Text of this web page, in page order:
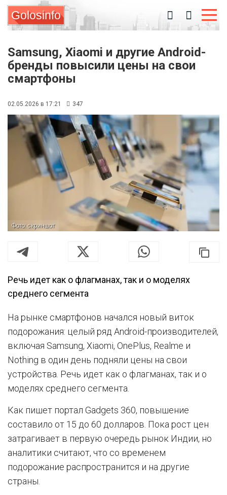
Golosinfo
Samsung, Xiaomi и другие Android-
бренды повысили цены на свои
смартфоны
02.05.2026 в 17:21 347
Фото: скриншот
Речь идет как о флагманах, так и о моделях
среднего сегмента
На рынке смартфонов начался новый виток
подорожания: целый ряд Android-производителей,
включая Samsung, Xiaomi, OnePlus, Realme и
Nothing в один день подняли цены на свои
устройства. Речь идет как о флагманах, так и о
моделях среднего сегмента.
Как пишет портал Gadgets 360, повышение
составило от 15 до 60 долларов. Пока рост цен
затрагивает в первую очередь рынок Индии, но
аналитики считают, что со временем
подорожание распространится и на другие
страны.